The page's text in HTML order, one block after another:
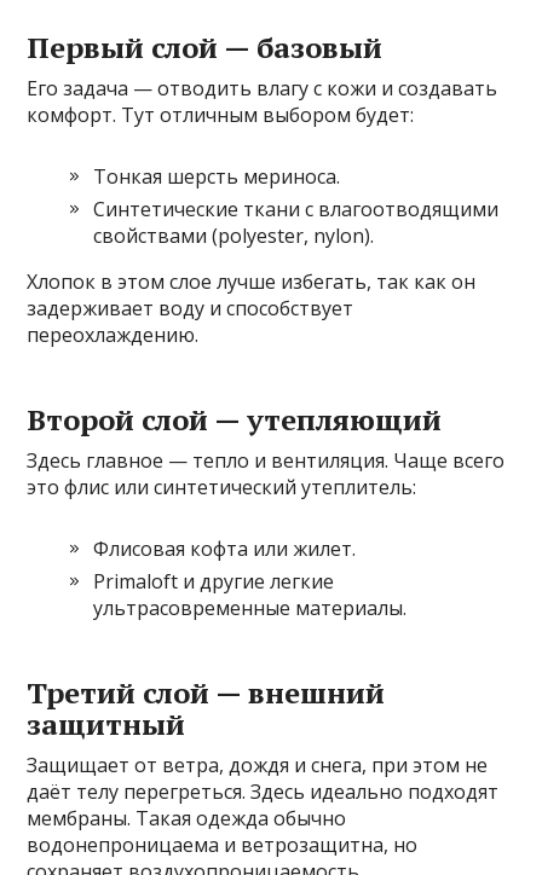
Первый слой — базовый
Его задача — отводить влагу с кожи и создавать
комфорт. Тут отличным выбором будет:
Тонкая шерсть мериноса.
Синтетические ткани с влагоотводящими
свойствами (polyester, nylon).
Хлопок в этом слое лучше избегать, так как он
задерживает воду и способствует
переохлаждению.
Второй слой — утепляющий
Здесь главное — тепло и вентиляция. Чаще всего
это флис или синтетический утеплитель:
Флисовая кофта или жилет.
Primaloft и другие легкие
ультрасовременные материалы.
Третий слой — внешний
защитный
Защищает от ветра, дождя и снега, при этом не
даёт телу перегреться. Здесь идеально подходят
мембраны. Такая одежда обычно
водонепроницаема и ветрозащитна, но